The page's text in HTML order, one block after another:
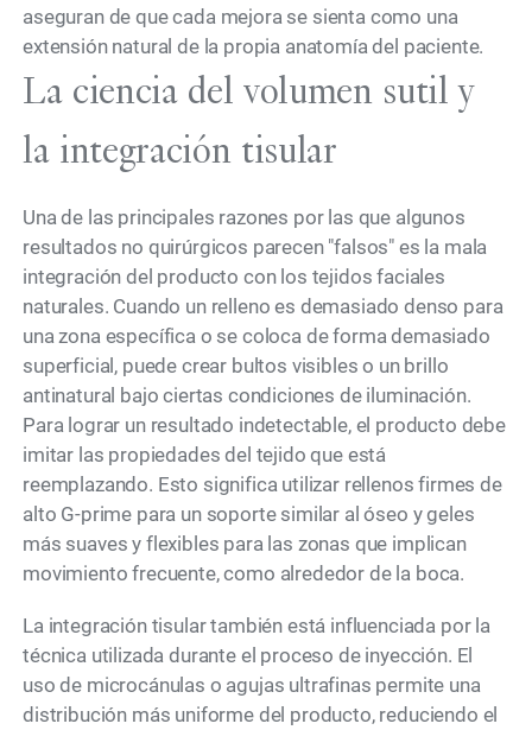
aseguran de que cada mejora se sienta como una
extensión natural de la propia anatomía del paciente.
La ciencia del volumen sutil y
la integración tisular
Una de las principales razones por las que algunos
resultados no quirúrgicos parecen "falsos" es la mala
integración del producto con los tejidos faciales
naturales. Cuando un relleno es demasiado denso para
una zona específica o se coloca de forma demasiado
superficial, puede crear bultos visibles o un brillo
antinatural bajo ciertas condiciones de iluminación.
Para lograr un resultado indetectable, el producto debe
imitar las propiedades del tejido que está
reemplazando. Esto significa utilizar rellenos firmes de
alto G-prime para un soporte similar al óseo y geles
más suaves y flexibles para las zonas que implican
movimiento frecuente, como alrededor de la boca.
La integración tisular también está influenciada por la
técnica utilizada durante el proceso de inyección. El
uso de microcánulas o agujas ultrafinas permite una
distribución más uniforme del producto, reduciendo el